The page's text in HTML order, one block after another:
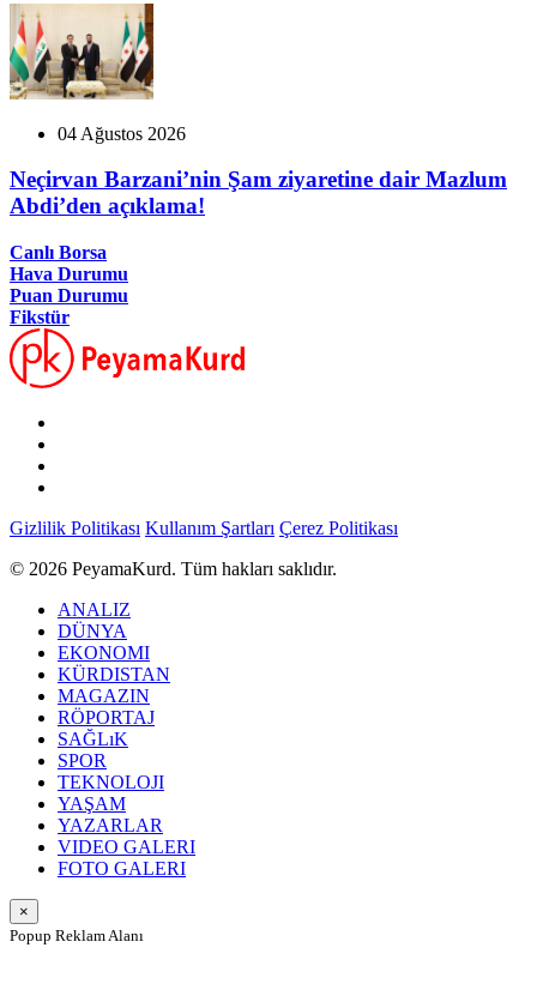
04 Ağustos 2026
Neçirvan Barzani’nin Şam ziyaretine dair Mazlum
Abdi’den açıklama!
Canlı Borsa
Hava Durumu
Puan Durumu
Fikstür
Gizlilik Politikası Kullanım Şartları Çerez Politikası
© 2026 PeyamaKurd. Tüm hakları saklıdır.
ANALIZ
DÜNYA
EKONOMI
KÜRDISTAN
MAGAZIN
RÖPORTAJ
SAĞLıK
SPOR
TEKNOLOJI
YAŞAM
YAZARLAR
VIDEO GALERI
FOTO GALERI
×
Popup Reklam Alanı